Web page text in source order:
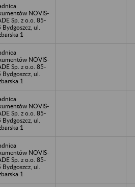
NOVIS-
Sp. z o.o. 85-
Bydgoszcz, ul.
1
NOVIS-
Sp. z o.o. 85-
Bydgoszcz, ul.
1
NOVIS-
Sp. z o.o. 85-
Bydgoszcz, ul.
1
NOVIS-
Sp. z o.o. 85-
Bydgoszcz, ul.
1